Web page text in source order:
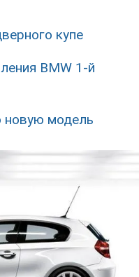
купе
BMW 1-й
новую модель